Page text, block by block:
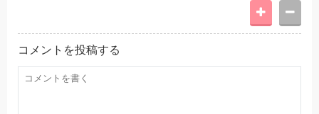
コメントを投稿する